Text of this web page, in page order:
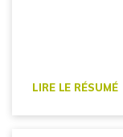
Lire le résumé